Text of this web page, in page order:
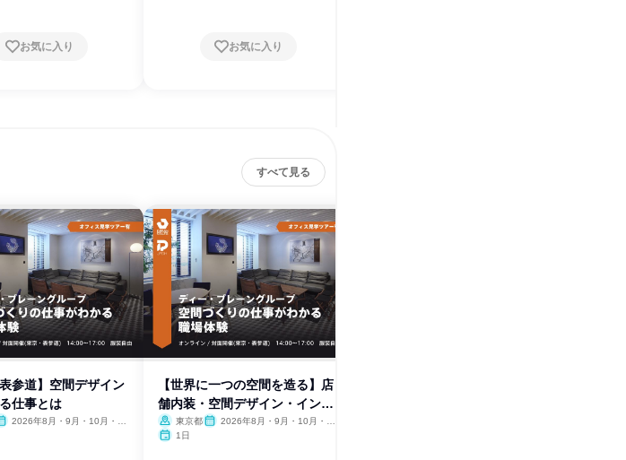
お気に入り お気に入り
すべて見る
表参道】空間デザイン
仕事とは
2026年8月・9月・10月・11
【世界に一つの空間を造る】店
舗内装・空間デザイン・インテ
リア東京都
2026年8月・9月・10月・11
1日